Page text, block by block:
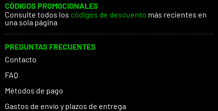
CÓDIGOS PROMOCIONALES
Consulte todos los códigos de descuento más recientes en
una sola página
PREGUNTAS FRECUENTES
Contacto
FAQ
Métodos de pago
Gastos de envío y plazos de entrega